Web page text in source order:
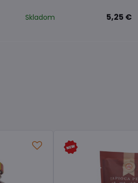
Skladom 5,25 €